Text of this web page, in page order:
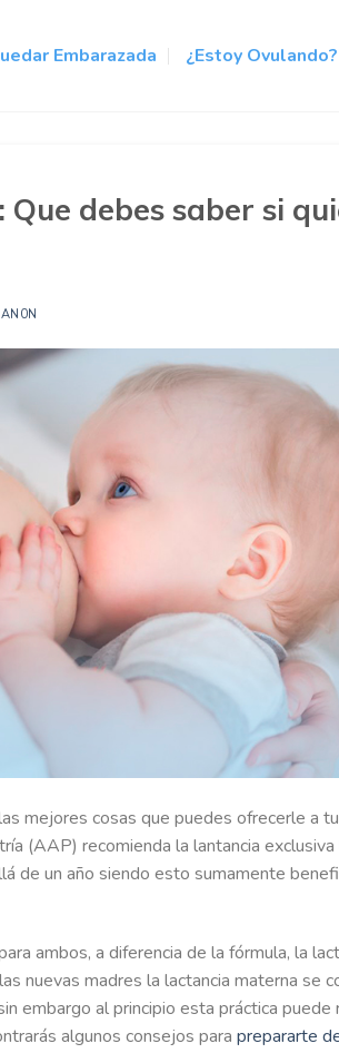
Embarazada ¿Estoy Ovulando?
debes saber si
mejores cosas que puedes ofrecerle a
(AAP) recomienda la lantancia
de un año siendo esto sumamente
ambos, a diferencia de la fórmula, la
nuevas madres la lactancia materna se
embargo al principio esta práctica
algunos consejos para prepararte